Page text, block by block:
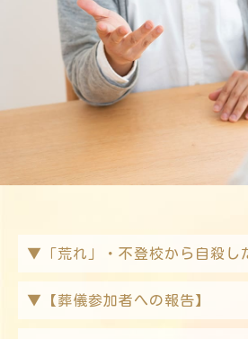
▼「荒れ」・不登校から自殺し
▼【葬儀参加者への報告】